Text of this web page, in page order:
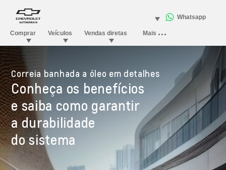
Correia banhada a óleo em detalhes
Conheça os benefícios
e saiba como garantir
a durabilidade
do sistema